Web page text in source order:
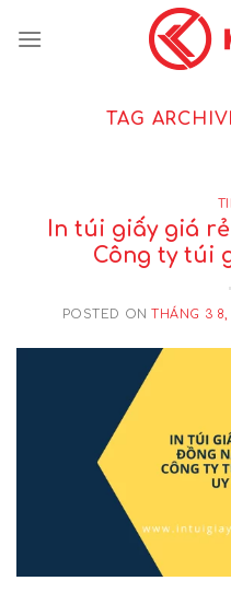
TAG
In túi giấy giá
Công ty túi
POSTED ONTHÁNG 3 8,